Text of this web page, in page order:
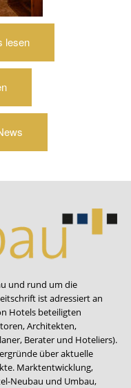
lesen
und rund um die
ist adressiert an
Hotels beteiligten
Architekten,
Berater und Hoteliers).
über aktuelle
Marktentwicklung,
Neubau und Umbau,